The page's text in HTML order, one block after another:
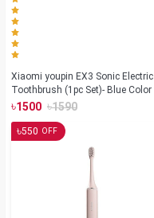
Xiaomi youpin EX3 Sonic Electric
Toothbrush (1pc Set)- Blue Color
৳1500 ৳1590
৳550 OFF